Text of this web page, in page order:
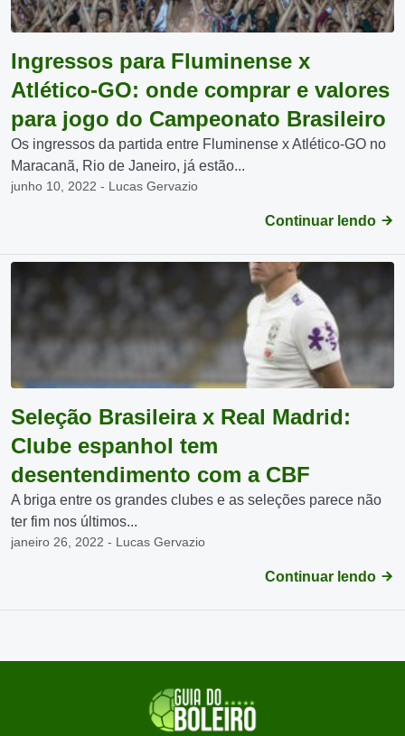
Ingressos para Fluminense x
Atlético-GO: onde comprar e valores
para jogo do Campeonato Brasileiro
Os ingressos da partida entre Fluminense x Atlético-GO no
Maracanã, Rio de Janeiro, já estão...
junho 10, 2022 - Lucas Gervazio
Continuar lendo
Seleção Brasileira x Real Madrid:
Clube espanhol tem
desentendimento com a CBF
A briga entre os grandes clubes e as seleções parece não
ter fim nos últimos...
janeiro 26, 2022 - Lucas Gervazio
Continuar lendo